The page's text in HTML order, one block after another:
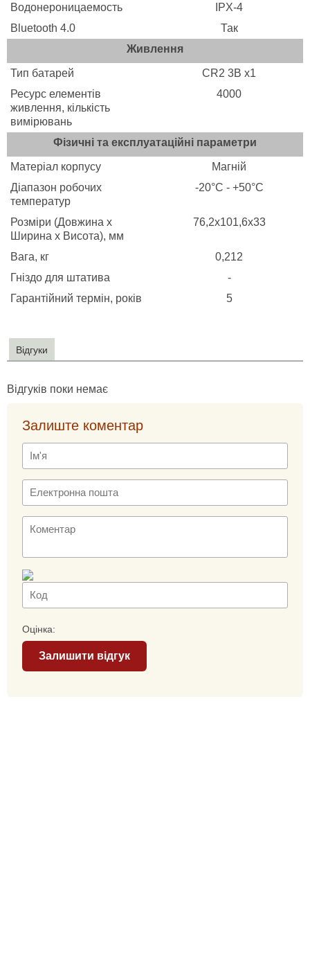
Водонероницаемость
IPX-4
Bluetooth 4.0
Так
Живлення
Тип батарей
CR2 3В х1
Ресурс елементів
живлення, кількість
вимірювань
4000
Фізичні та експлуатаційні параметри
Матеріал корпусу
Магній
Діапазон робочих
температур
-20°C - +50°C
Розміри (Довжина x
Ширина x Висота), мм
76,2х101,6х33
Вага, кг
0,212
Гніздо для штатива
-
Гарантійний термін, років
5
Відгуки
Відгуків поки немає
Залиште коментар
Оцінка:
Залишити відгук